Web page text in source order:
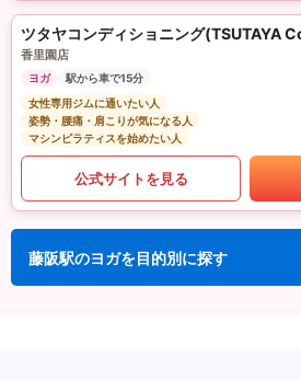
香里園店
ヨガ
駅から車で15分
女性専用ジムに通いたい人
姿勢・腰痛・肩こりが気になる人
マシンピラティスを始めたい人
公式サイトを見る
藤阪駅のヨガを目的別に探す